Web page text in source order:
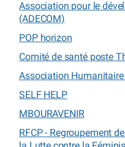
Association pour le
(ADECOM)
POP horizon
Comité de santé poste
Association
SELF HELP
MBOURAVENIR
RFCP - Regroupement